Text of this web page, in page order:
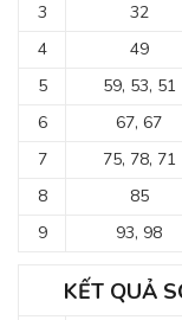
3
32
4
49
5
59, 53, 51
6
67, 67
7
75, 78, 71
8
85
9
93, 98
KẾT QUẢ